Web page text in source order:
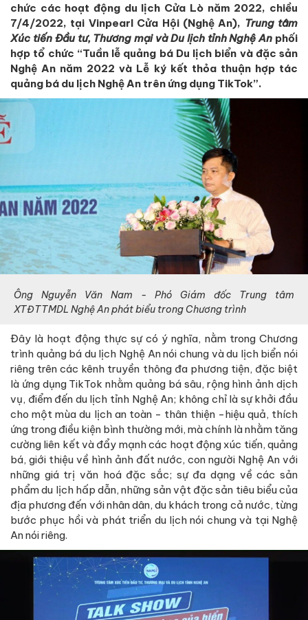
chức các hoạt động du lịch Cửa Lò năm 2022, chiều
7/4/2022, tại Vinpearl Cửa Hội (Nghệ An), Trung tâm
Xúc tiến Đầu tư, Thương mại và Du lịch tỉnh Nghệ An phối
hợp tổ chức “Tuần lễ quảng bá Du lịch biển và đặc sản
Nghệ An năm 2022 và Lễ ký kết thỏa thuận hợp tác
quảng bá du lịch Nghệ An trên ứng dụng TikTok”.
Ông Nguyễn Văn Nam - Phó Giám đốc Trung tâm
XTĐTTMDL Nghệ An phát biểu trong Chương trình
Đây là hoạt động thực sự có ý nghĩa, nằm trong Chương
trình quảng bá du lịch Nghệ An nói chung và du lịch biển nói
riêng trên các kênh truyền thông đa phương tiện, đặc biệt
là ứng dụng TikTok nhằm quảng bá sâu, rộng hình ảnh dịch
vụ, điểm đến du lịch tỉnh Nghệ An; không chỉ là sự khởi đầu
cho một mùa du lịch an toàn - thân thiện -hiệu quả, thích
ứng trong điều kiện bình thường mới, mà chính là nhằm tăng
cường liên kết và đẩy mạnh các hoạt động xúc tiến, quảng
bá, giới thiệu về hình ảnh đất nước, con người Nghệ An với
những giá trị văn hoá đặc sắc; sự đa dạng về các sản
phẩm du lịch hấp dẫn, những sản vật đặc sản tiêu biểu của
địa phương đến với nhân dân, du khách trong cả nước, từng
bước phục hồi và phát triển du lịch nói chung và tại Nghệ
An nói riêng.